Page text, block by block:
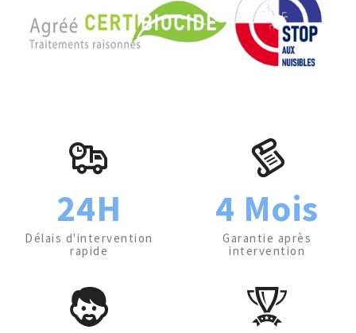
24H
Délais d'intervention
rapide
4 Mois
Garantie après
intervention